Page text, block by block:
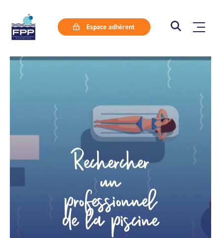
Espace adhérent
Rechercher
un
professionnel
de la piscine